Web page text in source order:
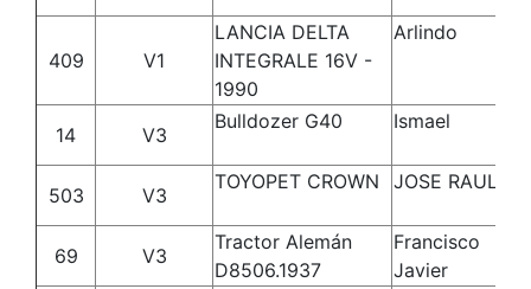
409 V1
LANCIA DELTA
INTEGRALE 16V -
1990
Arlindo
14 V3
Bulldozer G40 Ismael
503
V3
TOYOPET CROWN JOSE RAUL
69
V3
Tractor Alemán
D8506.1937
Francisco
Javier